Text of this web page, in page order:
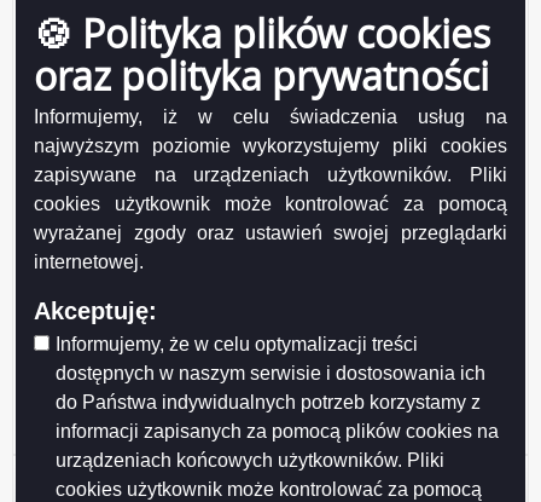
🍪 Polityka plików cookies
oraz polityka prywatności
Informujemy, iż w celu świadczenia usług na
najwyższym poziomie wykorzystujemy pliki cookies
zapisywane na urządzeniach użytkowników. Pliki
cookies użytkownik może kontrolować za pomocą
wyrażanej zgody oraz ustawień swojej przeglądarki
internetowej.
Akceptuję:
Informujemy, że w celu optymalizacji treści
dostępnych w naszym serwisie i dostosowania ich
do Państwa indywidualnych potrzeb korzystamy z
informacji zapisanych za pomocą plików cookies na
urządzeniach końcowych użytkowników. Pliki
cookies użytkownik może kontrolować za pomocą
Data modyfikacji:
2023-04-03
Opublikował:
Urszula Poświatowska
Data publikacji:2017-09-01
Historia strony